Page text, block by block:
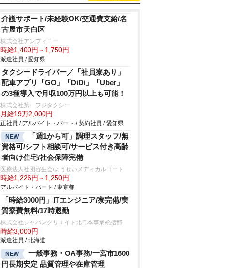
介護サポート/未経験OK/交通費支給/名
古屋市天白区
株式会社アンフィニー
時給1,400円～1,750円
派遣社員 / 愛知県
タクシードライバー／「社員寮あり」
配車アプリ「GO」「DiDi」「Uber」
の3種導入で月収100万円以上も可能！
株式会社第一フジタクシー
月給19万2,000円
正社員 / アルバイト・パート / 契約社員 / 愛知県
NEW
「週1から可」調理スタッフ/無
資格可/シフト相談可/サービス付き高齢
者向け住宅/社会保障完備
医療法人社団容生会/ようせいメディカルコート
時給1,226円～1,250円
アルバイト・パート / 東京都
「時給3000円」ITエンジニア/寮完備/実
質寮費無料/17時退勤
株式会社ジャパンクリエイト北日本事業統括部
時給3,000円
派遣社員 / 北海道
NEW
一般事務・OA事務/一宮市1600
円長期安定 品質管理や在庫管理